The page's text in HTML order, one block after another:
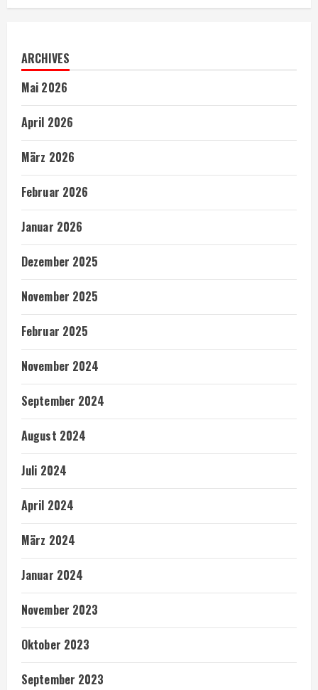
ARCHIVES
Mai 2026
April 2026
März 2026
Februar 2026
Januar 2026
Dezember 2025
November 2025
Februar 2025
November 2024
September 2024
August 2024
Juli 2024
April 2024
März 2024
Januar 2024
November 2023
Oktober 2023
September 2023